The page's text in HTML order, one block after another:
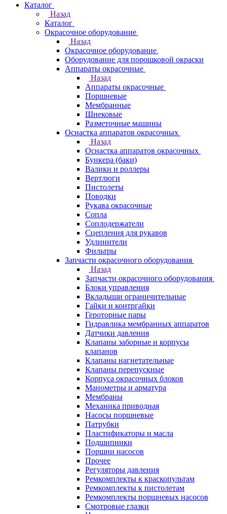
Каталог
Назад
Каталог
Окрасочное оборудование
Назад
Окрасочное оборудование
Оборудование для порошковой окраски
Аппараты окрасочные
Назад
Аппараты окрасочные
Поршневые
Мембранные
Шнековые
Разметочные машины
Оснастка аппаратов окрасочных
Назад
Оснастка аппаратов окрасочных
Бункера (баки)
Валики и роллеры
Вертлюги
Пистолеты
Поводки
Рукава окрасочные
Сопла
Соплодержатели
Сцепления для рукавов
Удлинители
Фильтры
Запчасти окрасочного оборудования
Назад
Запчасти окрасочного оборудования
Блоки управления
Вкладыши ограничительные
Гайки и контргайки
Героторные пары
Гидравлика мембранных аппаратов
Датчики давления
Клапаны заборные и корпусы
клапанов
Клапаны нагнетательные
Клапаны перепускные
Корпуса окрасочных блоков
Манометры и арматура
Мембраны
Механика приводная
Насосы поршневые
Патрубки
Пластификаторы и масла
Подшипники
Поршни насосов
Прочее
Регуляторы давления
Ремкомплекты к краскопультам
Ремкомплекты к пистолетам
Ремкомплекты поршневых насосов
Смотровые глазки